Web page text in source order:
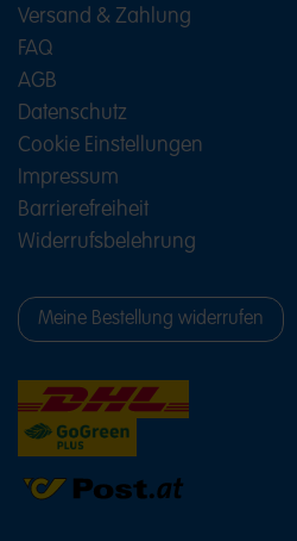
Versand & Zahlung
FAQ
AGB
Datenschutz
Cookie Einstellungen
Impressum
Barrierefreiheit
Widerrufsbelehrung
Meine Bestellung widerrufen